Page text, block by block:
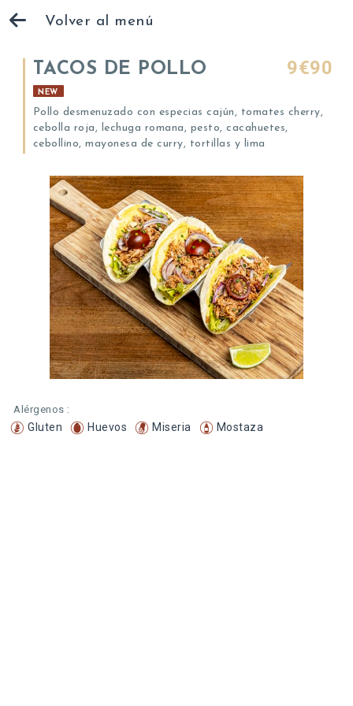
Volver al menú
TACOS DE POLLO 9€90
NEW
Pollo desmenuzado con especias cajún, tomates cherry,
cebolla roja, lechuga romana, pesto, cacahuetes,
cebollino, mayonesa de curry, tortillas y lima
Alérgenos :
Gluten Huevos Miseria Mostaza